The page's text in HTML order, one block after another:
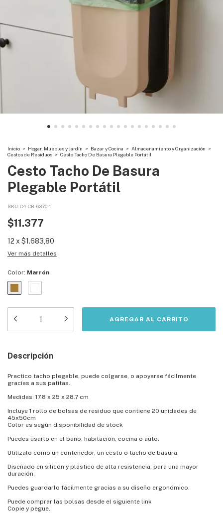
Inicio > Hogar, Muebles y Jardín > Bazar y Cocina > Almacenamiento y Organización >
Cestos de Residuos > Cesto Tacho De Basura Plegable Portátil
Cesto Tacho De Basura
Plegable Portátil
SKU: C4-CB-6370-1
$11.377
12 x $1.683,80
Ver más detalles
Color: Marrón
Descripción
Practico tacho plegable, puede colgarse, o apoyarse fácilmente
gracias a sus patitas.
Medidas: 17.8 x 25 x 28.7 cm
Incluye 1 rollo de bolsas de residuo que contiene 20 unidades de
45x50cm
Color es según disponibilidad de stock
Puedes usarlo en el baño, habitación, cocina o auto.
Utilízalo como un contenedor, un cesto o tacho de basura.
Diseñado en silicón y plástico de alta resistencia, para una mayor
duración.
Puedes guardarlo fácilmente gracias a su diseño ergonómico.
Puede comprar las bolsas desde el siguiente link
Copie y pegue.